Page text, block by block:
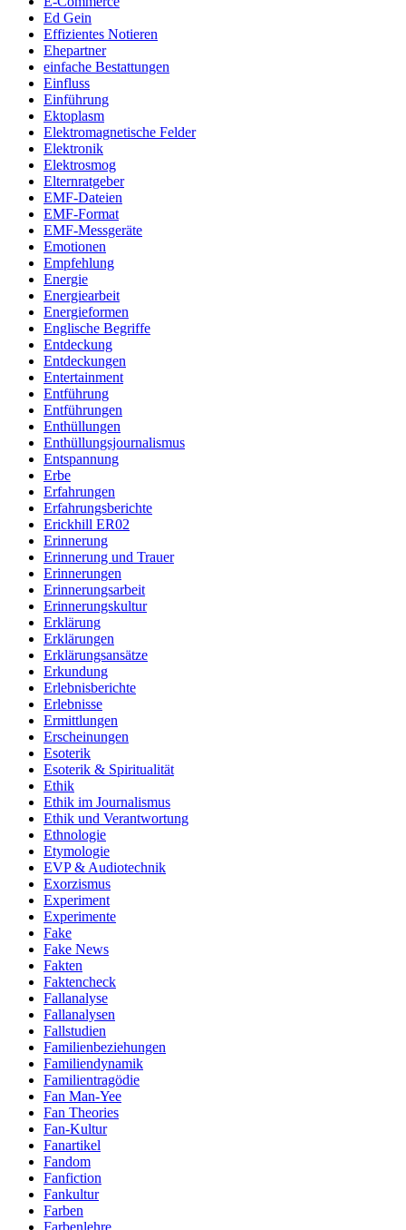
Ed Gein
Effizientes Notieren
Ehepartner
einfache Bestattungen
Einfluss
Einführung
Ektoplasm
Elektromagnetische Felder
Elektronik
Elektrosmog
Elternratgeber
EMF-Dateien
EMF-Format
EMF-Messgeräte
Emotionen
Empfehlung
Energie
Energiearbeit
Energieformen
Englische Begriffe
Entdeckung
Entdeckungen
Entertainment
Entführung
Entführungen
Enthüllungen
Enthüllungsjournalismus
Entspannung
Erbe
Erfahrungen
Erfahrungsberichte
Erickhill ER02
Erinnerung
Erinnerung und Trauer
Erinnerungen
Erinnerungsarbeit
Erinnerungskultur
Erklärung
Erklärungen
Erklärungsansätze
Erkundung
Erlebnisberichte
Erlebnisse
Ermittlungen
Erscheinungen
Esoterik
Esoterik & Spiritualität
Ethik
Ethik im Journalismus
Ethik und Verantwortung
Ethnologie
Etymologie
EVP & Audiotechnik
Exorzismus
Experiment
Experimente
Fake
Fake News
Fakten
Faktencheck
Fallanalyse
Fallanalysen
Fallstudien
Familienbeziehungen
Familiendynamik
Familientragödie
Fan Man-Yee
Fan Theories
Fan-Kultur
Fanartikel
Fandom
Fanfiction
Fankultur
Farben